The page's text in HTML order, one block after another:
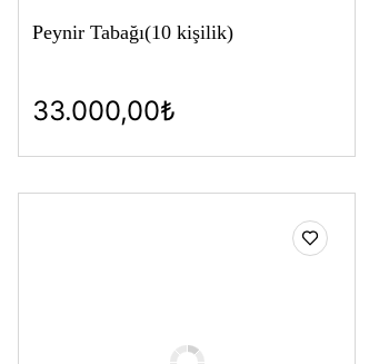
Peynir Tabağı(10 kişilik)
33.000,00₺